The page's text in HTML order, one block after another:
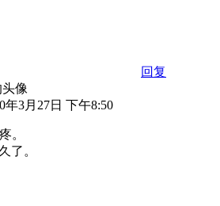
回复
年3月27日 下午8:50
疼。
了。